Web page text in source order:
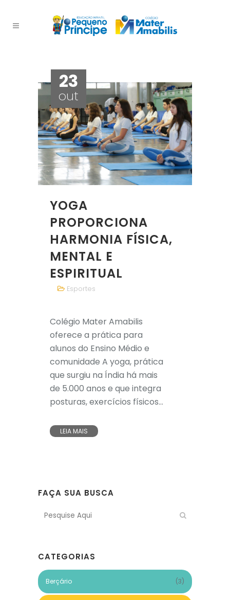
23
out
YOGA
PROPORCIONA
HARMONIA FÍSICA,
MENTAL E
ESPIRITUAL
Esportes
Colégio Mater Amabilis
oferece a prática para
alunos do Ensino Médio e
comunidade A yoga, prática
que surgiu na Índia há mais
de 5.000 anos e que integra
posturas, exercícios físicos...
LEIA MAIS
FAÇA SUA BUSCA
CATEGORIAS
Berçário (3)